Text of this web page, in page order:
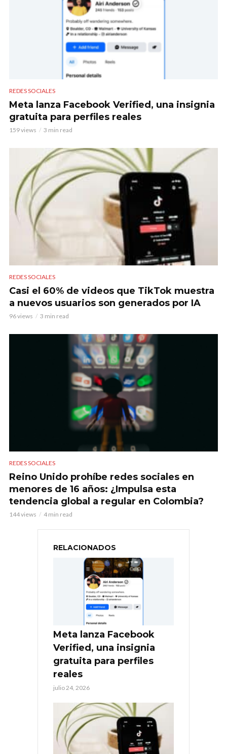
REDES SOCIALES
Meta lanza Facebook Verified, una insignia
gratuita para perfiles reales
159 views 3 min read
REDES SOCIALES
Casi el 60% de videos que TikTok muestra
a nuevos usuarios son generados por IA
96 views 3 min read
REDES SOCIALES
Reino Unido prohíbe redes sociales en
menores de 16 años: ¿Impulsa esta
tendencia global a regular en Colombia?
144 views 4 min read
RELACIONADOS
Meta lanza Facebook
Verified, una insignia
gratuita para perfiles
reales
julio 24, 2026